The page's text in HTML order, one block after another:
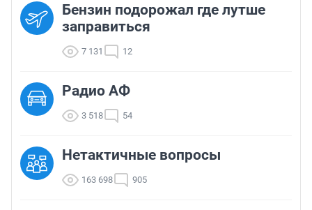
Бензин подорожал где лутше
заправиться
7 131 12
Радио АФ
3 518 54
Нетактичные вопросы
163 698 905